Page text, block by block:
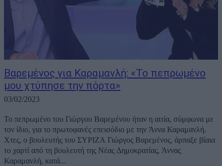
Βαρεμένος για Καραμανλή: «Το πεπρωμένο
μου χτύπησε την πόρτα»
03/02/2023
Το πεπρωμένο του Γιώργου Βαρεμένου ήταν η αιτία, σύμφωνα με
τον ίδιο, για το πρωτοφανές επεισόδιο με την Άννα Καραμανλή.
Χτες, ο βουλευτής του ΣΥΡΙΖΑ Γιώργος Βαρεμένος, άρπαξε βίαια
το χαρτί από τη βουλευτή της Νέας Δημοκρατίας, Άννας
Καραμανλή, κατά...